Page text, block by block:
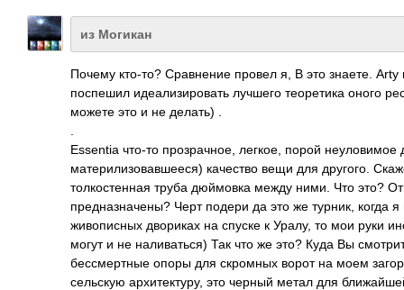
из Могикан
Почему кто-то? Сравнение провел я, В это знаете. Arty
поспешил идеализировать лучшего теоретика оного
можете это и не делать) .
Essentia что-то прозрачное, легкое, порой
материлизовавшее­ся) качество вещи для другого.
толкостенная труба дюймовка между ними. Что это?
предназначены? Черт подери да это же турник, когда
живописных двориках на спуске к Уралу, то мои руки
могут и не наливаться) Так что же это? Куда Вы
бессмертные опоры для скромных ворот на моем
сельскую архитектуру, это черный метал для